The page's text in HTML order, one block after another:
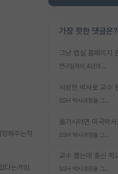
가장 핫한 댓글은?
연구실적이 4년의 공백이 있는거 어떻게 생각하냐
SSH 박사과정을 그만두고 지방대 박사로 옮기면 교수의 꿈은 끝일까요?
SSH 박사과정을 그만두고 지방대 박사로 옮기면 교수의 꿈은 끝일까요?
SSH 박사과정을 그만두고 지방대 박사로 옮기면 교수의 꿈은 끝일까요?
해주는척
다는거임.